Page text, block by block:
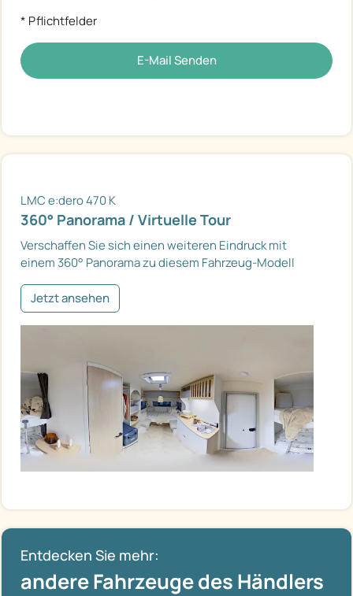
* Pflichtfelder
E-Mail Senden
LMC e:dero 470 K
360° Panorama / Virtuelle Tour
Verschaffen Sie sich einen weiteren Eindruck mit
einem 360° Panorama zu diesem Fahrzeug-Modell
Jetzt ansehen
Entdecken Sie mehr:
andere Fahrzeuge des Händlers